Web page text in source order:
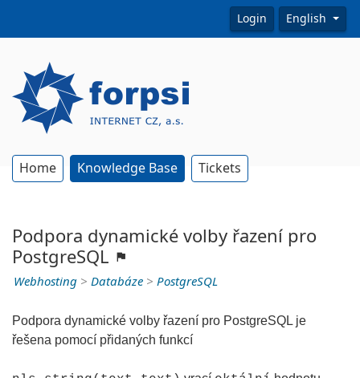
Login English
Home Knowledge Base Tickets
Podpora dynamické volby řazení pro
PostgreSQL
Webhosting > Databáze > PostgreSQL
Podpora dynamické volby řazení pro PostgreSQL je
řešena pomocí přidaných funkcí